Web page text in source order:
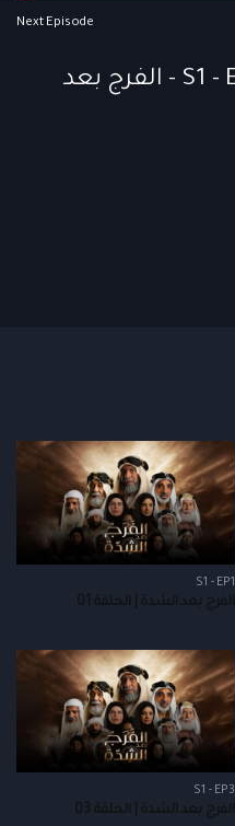
Next Episode
الفرج بعد الشدة - S1 - EP33 - الفرج بعد
S1 - EP1
الفرج بعد الشدة | الحلقة 01
S1 - EP3
الفرج بعد الشدة | الحلقة 03